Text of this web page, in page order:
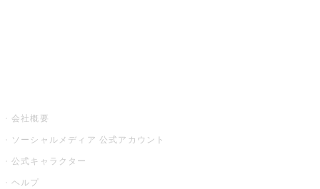
会社概要
ソーシャルメディア 公式アカウント
公式キャラクター
ヘルプ